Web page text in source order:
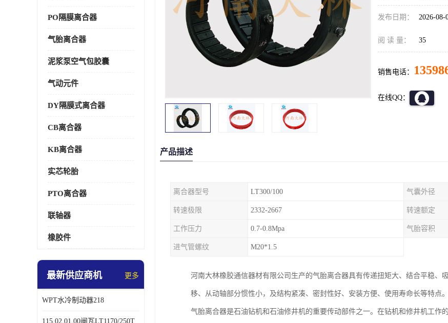
PO隔膜离合器
气胎离合器
泥浆泵空气包胶囊
气动元件
DY隔膜式离合器
CB离合器
KB离合器
实芯轮胎
PTO离合器
联轴器
橡胶件
最新供应商机 更多
WPT水冷制动器218
115.02.01.00闸瓦LT1170/250T
发布日期： 2026-08-
阅 读 量： 35
销售电话：
在线QQ：
产品描述
离合器型号 LT300/100 气囊外径
转速极限 2332-2667 转速额定
工作压力 0.7-0.8Mpa 气胎容积
进气管螺纹 M20*1.5
河南大林橡胶通信器材有限公司生产的气胎离合器具有传递扭矩大、结合平稳、
移、从动轴部分惯性小，及结构紧凑、密封性好、安装方便、使用寿命长等特点。
气胎离合器是石油钻机和石油修井机的重要传动部件之一。在钻机和修井机工作